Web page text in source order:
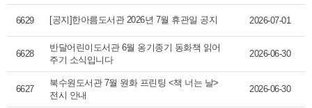
6629 [공지]한아름도서관 2026년 7월 휴관일 공지 2026-07-01
6628
반달어린이도서관 6월 옹기종기 동화책 읽어
주기 소식입니다
2026-06-30
6627
북수원도서관 7월 원화 프린팅 <책 너는 날>
전시 안내
2026-06-30